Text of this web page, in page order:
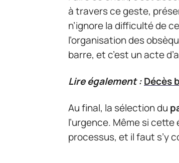
à travers ce geste,
n’ignore la difficulté de
l’organisation des
barre, et c’est un acte
Lire également :Décès
Au final, la sélection du
l’urgence. Même si
processus, et il faut s’y